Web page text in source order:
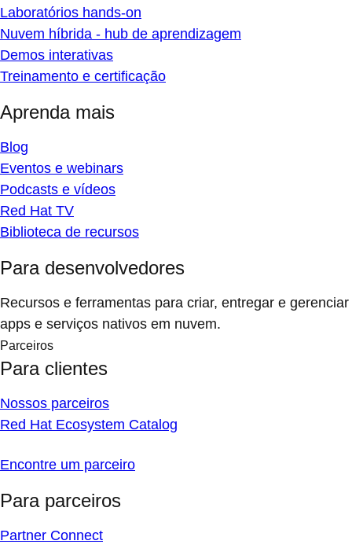
Laboratórios hands-on
Nuvem híbrida - hub de aprendizagem
Demos interativas
Treinamento e certificação
Aprenda mais
Blog
Eventos e webinars
Podcasts e vídeos
Red Hat TV
Biblioteca de recursos
Para desenvolvedores
Recursos e ferramentas para criar, entregar e gerenciar
apps e serviços nativos em nuvem.
Parceiros
Para clientes
Nossos parceiros
Red Hat Ecosystem Catalog
Encontre um parceiro
Para parceiros
Partner Connect